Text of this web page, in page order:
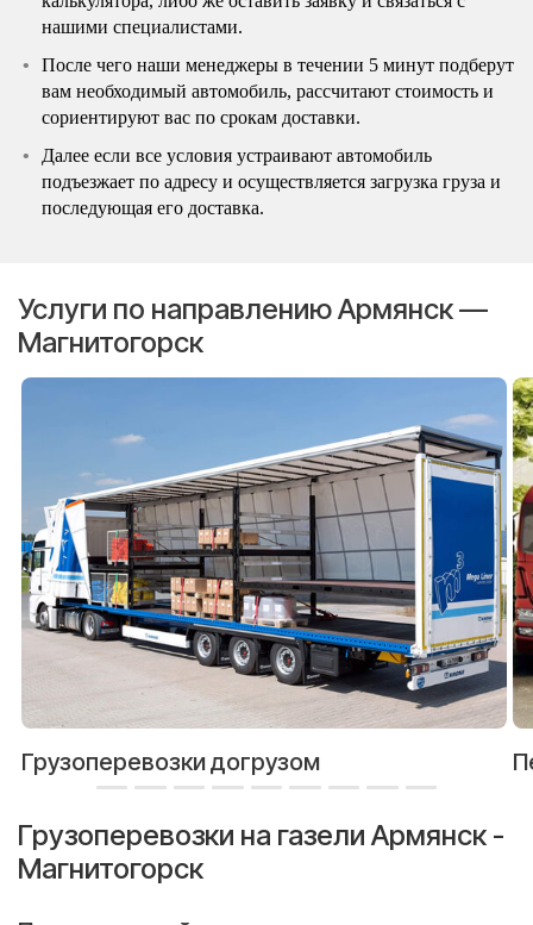
нашими специалистами.
После чего наши менеджеры в течении 5 минут подберут
вам необходимый автомобиль, рассчитают стоимость и
сориентируют вас по срокам доставки.
Далее если все условия устраивают автомобиль
подъезжает по адресу и осуществляется загрузка груза и
последующая его доставка.
Услуги по направлению Армянск —
Магнитогорск
Грузоперевозки догрузом
Грузоперевозки на газели Армянск -
Магнитогорск